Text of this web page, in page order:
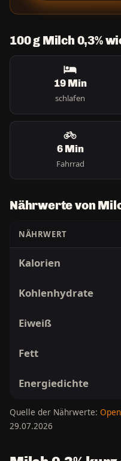
100 g Milch 0,3%
19 Min
schlafen
6 Min
Fahrrad
Nährwerte von
NÄHRWERT
Kalorien
Kohlenhydrate
Eiweiß
Fett
Energiedichte
Quelle der Nährwerte:
29.07.2026